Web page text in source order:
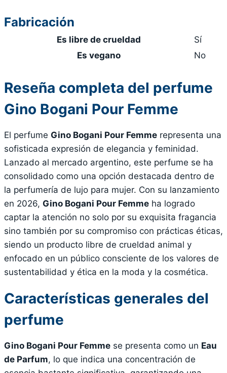
Fabricación
Es libre de crueldad
Sí
Es vegano
No
Reseña completa del perfume
Gino Bogani Pour Femme
El perfume Gino Bogani Pour Femme representa una
sofisticada expresión de elegancia y feminidad.
Lanzado al mercado argentino, este perfume se ha
consolidado como una opción destacada dentro de
la perfumería de lujo para mujer. Con su lanzamiento
en 2026, Gino Bogani Pour Femme ha logrado
captar la atención no solo por su exquisita fragancia
sino también por su compromiso con prácticas éticas,
siendo un producto libre de crueldad animal y
enfocado en un público consciente de los valores de
sustentabilidad y ética en la moda y la cosmética.
Características generales del
perfume
Gino Bogani Pour Femme se presenta como un Eau
de Parfum, lo que indica una concentración de